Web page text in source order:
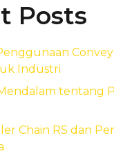
Posts
Industri
tentang
Chain RS dan